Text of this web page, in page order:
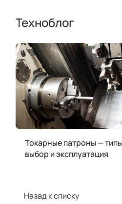
Техноблог
Токарные патроны —
выбор и эксплуатация
Назад к списку